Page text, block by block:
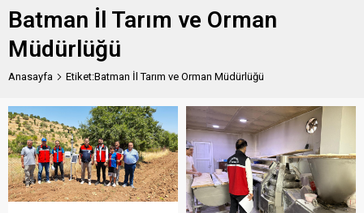
Batman İl Tarım ve Orman
Müdürlüğü
Anasayfa Etiket:Batman İl Tarım ve Orman Müdürlüğü